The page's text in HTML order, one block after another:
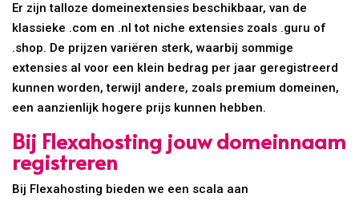
Er zijn talloze domeinextensies beschikbaar, van de
klassieke .com en .nl tot niche extensies zoals .guru of
.shop. De prijzen variëren sterk, waarbij sommige
extensies al voor een klein bedrag per jaar geregistreerd
kunnen worden, terwijl andere, zoals premium domeinen,
een aanzienlijk hogere prijs kunnen hebben.
Bij Flexahosting jouw domeinnaam
registreren
Bij Flexahosting bieden we een scala aan